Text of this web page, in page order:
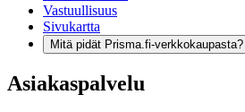
Vastuullisuus
Sivukartta
Mitä pidät Prisma.fi-verkkokaupasta?
Asiakaspalvelu